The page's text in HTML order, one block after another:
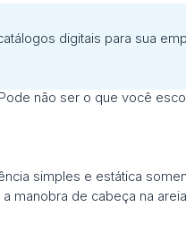
digitais para sua
não ser o que você
simples e estática
manobra de cabeça na